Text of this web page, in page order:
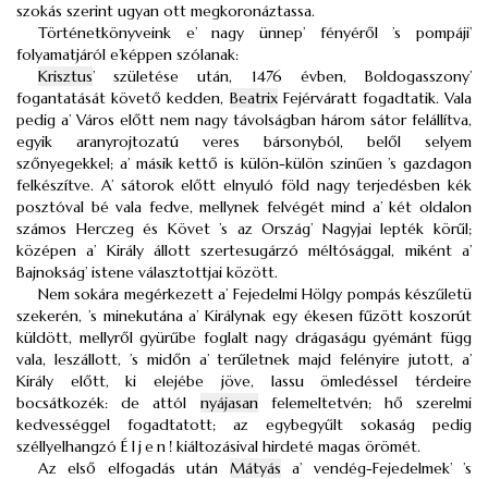
szokás szerint ugyan ott megkoronáztassa.
Történetkönyveink e’ nagy ünnep’ fényéről ’s pompáji’
folyamatjáról e’képpen szólanak:
Krisztus’ születése után, 1476 évben, Boldogasszony’
fogantatását követő kedden, BeatrixFejérváratt fogadtatik. Vala
pedig a’ Város előtt nem nagy távolságban három sátor felállítva,
egyik aranyrojtozatú veres bársonyból, belől selyem
szőnyegekkel; a’ másik kettő is külön-külön szinűen ’s gazdagon
felkészítve. A’ sátorok előtt elnyuló föld nagy terjedésben kék
posztóval bé vala fedve, mellynek felvégét mind a’ két oldalon
számos Herczeg és Követ ’s az Ország’ Nagyjai lepték körűl;
középen a’ Király állott szertesugárzó méltósággal, miként a’
Bajnokság’ istene választottjai között.
Nem sokára megérkezett a’ Fejedelmi Hölgy pompás készűletü
szekerén, ’s minekutána a’ Királynak egy ékesen fűzött koszorút
küldött, mellyről gyürűbe foglalt nagy drágaságu gyémánt függ
vala, leszállott, ’s midőn a’ terűletnek majd felényire jutott, a’
Király előtt, ki elejébe jöve, lassu ömledéssel térdeire
bocsátkozék: de attól nyájasanfelemeltetvén; hő szerelmi
kedvességgel fogadtatott; az egybegyűlt sokaság pedig
széllyelhangzó Éljen ! kiáltozásival hirdeté magas örömét.
Az első elfogadás után Mátyás a’ vendég-Fejedelmek’ ’s